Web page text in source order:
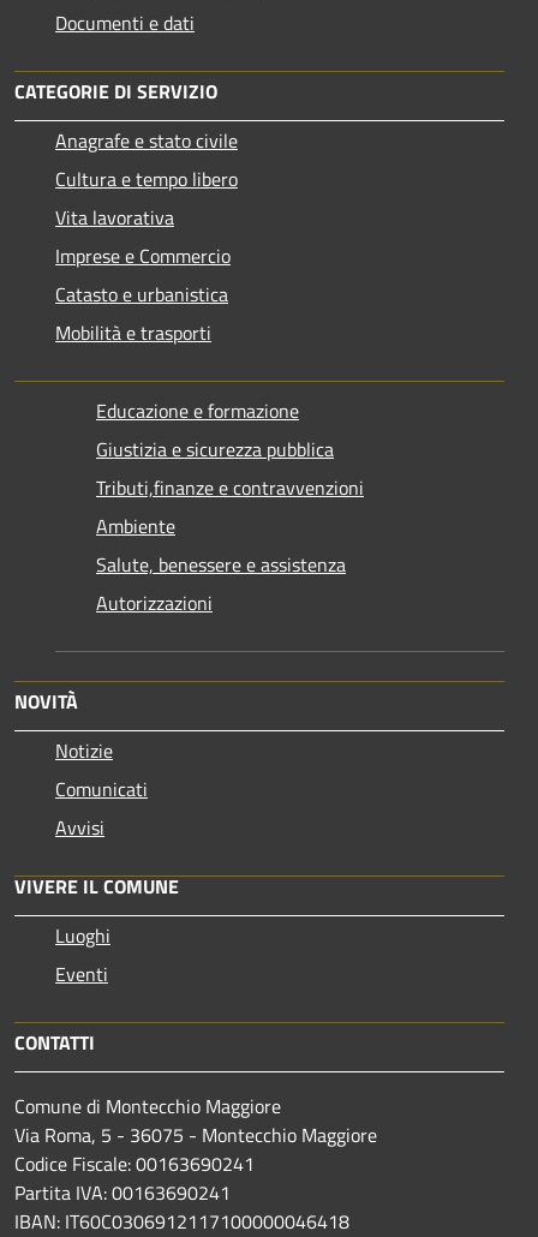
Documenti e dati
CATEGORIE DI SERVIZIO
Anagrafe e stato civile
Cultura e tempo libero
Vita lavorativa
Imprese e Commercio
Catasto e urbanistica
Mobilità e trasporti
Educazione e formazione
Giustizia e sicurezza pubblica
Tributi,finanze e contravvenzioni
Ambiente
Salute, benessere e assistenza
Autorizzazioni
NOVITÀ
Notizie
Comunicati
Avvisi
VIVERE IL COMUNE
Luoghi
Eventi
CONTATTI
Comune di Montecchio Maggiore
Via Roma, 5 - 36075 - Montecchio Maggiore
Codice Fiscale: 00163690241
Partita IVA: 00163690241
IBAN: IT60C0306912117100000046418